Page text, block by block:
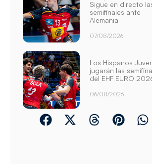
Sigue en directo
semifinales ante
Alemania
07/08/2026
Los Hispanos
jugarán las
del EHF EURO
06/08/2026